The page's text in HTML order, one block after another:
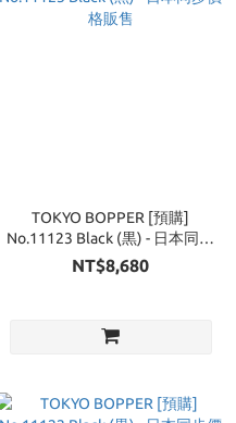
TOKYO BOPPER [預購]
No.11123 Black (黒) - 日本同步
價格販售
NT$8,680